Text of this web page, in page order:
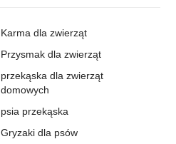
Karma dla zwierząt
Przysmak dla zwierząt
przekąska dla zwierząt
domowych
psia przekąska
Gryzaki dla psów